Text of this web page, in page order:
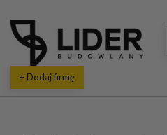
+ Dodaj firmę